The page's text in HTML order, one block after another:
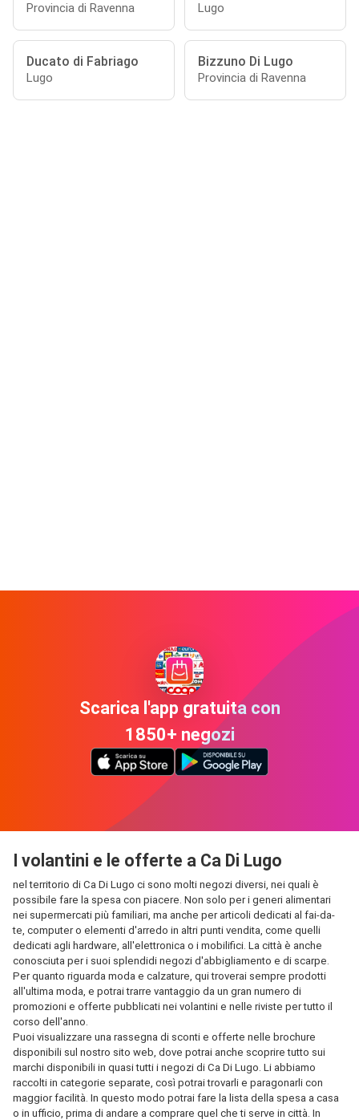
Provincia di Ravenna Lugo
Ducato di Fabriago
Lugo
Bizzuno Di Lugo
Provincia di Ravenna
Scarica l'app gratuita con
1850+ negozi
I volantini e le offerte a Ca Di Lugo
nel territorio di Ca Di Lugo ci sono molti negozi diversi, nei quali è
possibile fare la spesa con piacere. Non solo per i generi alimentari
nei supermercati più familiari, ma anche per articoli dedicati al fai-da-
te, computer o elementi d'arredo in altri punti vendita, come quelli
dedicati agli hardware, all'elettronica o i mobilifici. La città è anche
conosciuta per i suoi splendidi negozi d'abbigliamento e di scarpe.
Per quanto riguarda moda e calzature, qui troverai sempre prodotti
all'ultima moda, e potrai trarre vantaggio da un gran numero di
promozioni e offerte pubblicati nei volantini e nelle riviste per tutto il
corso dell'anno.
Puoi visualizzare una rassegna di sconti e offerte nelle brochure
disponibili sul nostro sito web, dove potrai anche scoprire tutto sui
marchi disponibili in quasi tutti i negozi di Ca Di Lugo. Li abbiamo
raccolti in categorie separate, così potrai trovarli e paragonarli con
maggior facilità. In questo modo potrai fare la lista della spesa a casa
o in ufficio, prima di andare a comprare quel che ti serve in città. In